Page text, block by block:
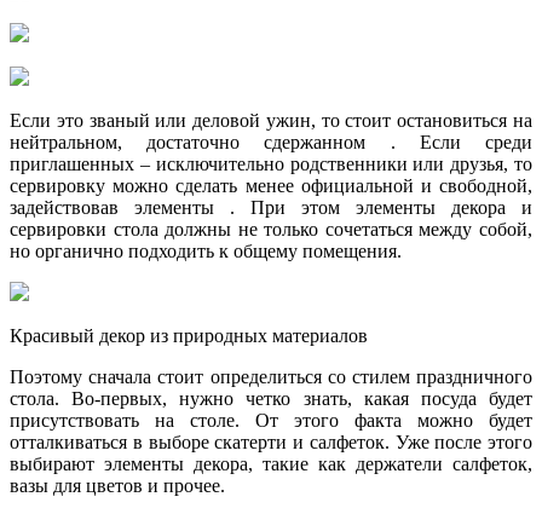
Если это званый или деловой ужин, то стоит остановиться на
нейтральном, достаточно сдержанном . Если среди
приглашенных – исключительно родственники или друзья, то
сервировку можно сделать менее официальной и свободной,
задействовав элементы . При этом элементы декора и
сервировки стола должны не только сочетаться между собой,
но органично подходить к общему помещения.
Красивый декор из природных материалов
Поэтому сначала стоит определиться со стилем праздничного
стола. Во-первых, нужно четко знать, какая посуда будет
присутствовать на столе. От этого факта можно будет
отталкиваться в выборе скатерти и салфеток. Уже после этого
выбирают элементы декора, такие как держатели салфеток,
вазы для цветов и прочее.